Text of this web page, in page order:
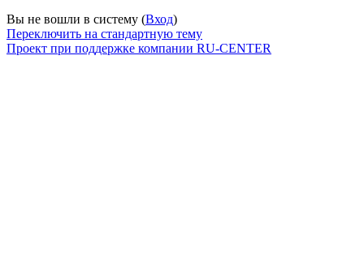
Вы не вошли в систему (Вход)
Переключить на стандартную тему
Проект при поддержке компании RU-CENTER